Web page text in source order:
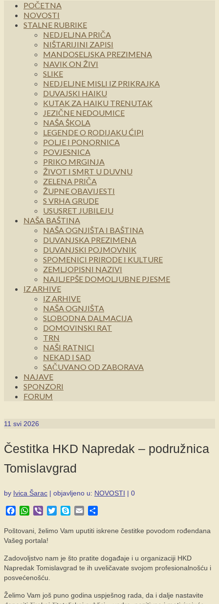
POČETNA
NOVOSTI
STALNE RUBRIKE
NEDJELJNA PRIČA
NIŠTARIJINI ZAPISI
MANDOSELJSKA PREZIMENA
NAVIK ON ŽIVI
SLIKE
NEDJELJNE MISLI IZ PRIKRAJKA
DUVAJSKI HAIKU
KUTAK ZA HAIKU TRENUTAK
JEZIČNE NEDOUMICE
NAŠA ŠKOLA
LEGENDE O RODIJAKU ĆIPI
POLJE I PONORNICA
POVJESNICA
PRIKO MRGINJA
ŽIVOT I SMRT U DUVNU
ZELENA PRIČA
ŽUPNE OBAVIJESTI
S VRHA GRUDE
USUSRET JUBILEJU
NAŠA BAŠTINA
NAŠA OGNJIŠTA I BAŠTINA
DUVANJSKA PREZIMENA
DUVANJSKI POJMOVNIK
SPOMENICI PRIRODE I KULTURE
ZEMLJOPISNI NAZIVI
NAJLJEPŠE DOMOLJUBNE PJESME
IZ ARHIVE
IZ ARHIVE
NAŠA OGNJIŠTA
SLOBODNA DALMACIJA
DOMOVINSKI RAT
TRN
NAŠI RATNICI
NEKAD I SAD
SAČUVANO OD ZABORAVA
NAJAVE
SPONZORI
FORUM
11 svi 2026
Čestitka HKD Napredak – podružnica
Tomislavgrad
by Ivica Šarac | objavljeno u: NOVOSTI | 0
Facebook
WhatsApp
Viber TwitterSkypeEmail
Poštovani, želimo Vam uputiti iskrene čestitke povodom rođendana
Vašeg portala!
Zadovoljstvo nam je što pratite događaje i u organizaciji HKD
Napredak Tomislavgrad te ih uveličavate svojom profesionalnošću i
posvećenošću.
Želimo Vam još puno godina uspješnog rada, da i dalje nastavite